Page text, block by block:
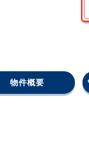
物件概要